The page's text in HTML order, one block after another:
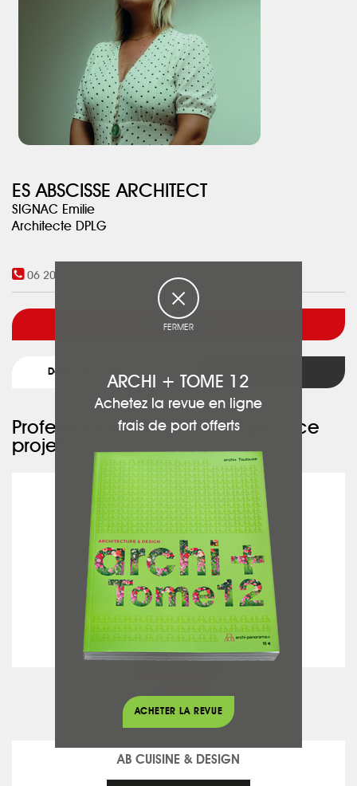
ES ABSCISSE ARCHITECT
SIGNAC Emilie
Architecte DPLG
06 20 73 71 51
Voir l'architecte
Détail du projet
Professionnels ayant participé à ce
projet :
WERENOV31
AB CUISINE & DESIGN
FERMER
ARCHI + TOME 12
Achetez la revue en ligne
frais de port offerts
ACHETER LA REVUE